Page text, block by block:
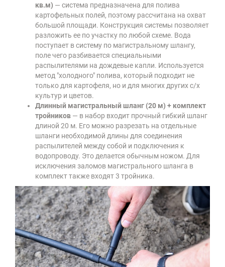
кв.м) — система предназначена для полива
картофельных полей, поэтому рассчитана на охват
большой площади. Конструкция системы позволяет
разложить ее по участку по любой схеме. Вода
поступает в систему по магистральному шлангу,
поле чего разбивается специальными
распылителями на дождевые капли. Используется
метод "холодного" полива, который подходит не
только для картофеля, но и для многих других с/х
культур и цветов.
Длинный магистральный шланг (20 м) + комплект
тройников — в набор входит прочный гибкий шланг
длиной 20 м. Его можно разрезать на отдельные
шланги необходимой длины для соединения
распылителей между собой и подключения к
водопроводу. Это делается обычным ножом. Для
исключения заломов магистрального шланга в
комплект также входят 3 тройника.